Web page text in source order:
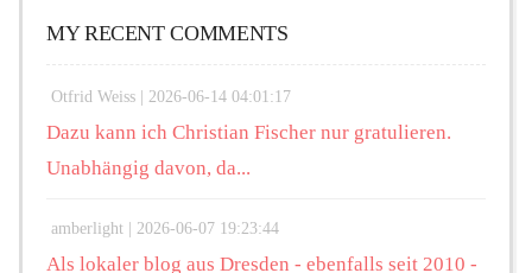
MY RECENT COMMENTS
Otfrid Weiss | 2026-06-14 04:01:17
Dazu kann ich Christian Fischer nur gratulieren.
Unabhängig davon, da...
amberlight | 2026-06-07 19:23:44
Als lokaler blog aus Dresden - ebenfalls seit 2010 -